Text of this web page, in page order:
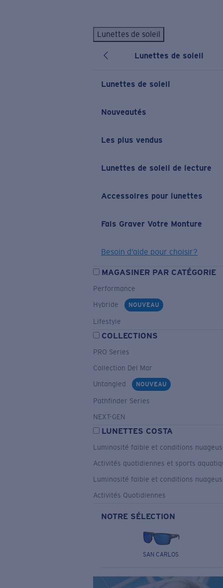
Lunettes de soleil
Lunettes de soleil
Lunettes de soleil
Nouveautés
Les plus vendus
Lunettes de soleil de lecture
Accessoires pour lunettes
Fais Graver Votre Monture
Besoin d’aide pour choisir?
MAGASINER PAR CATÉGORIE
Performance
Hybride
NOUVEAU
Lifestyle
COLLECTIONS
PRO Series
Collection Del Mar
Untangled
NOUVEAU
Pathfinder Series
NEXT-GEN
LUNETTES COSTA
Luminosité faible et conditions
Activités quotidiennes et sports
Luminosité faible et conditions
Activités Quotidiennes
NOTRE SÉLECTION
SAN CARLOS
LES PLUS RECHERCHÉS
Lunettes de soleil personnalisées Nouveau